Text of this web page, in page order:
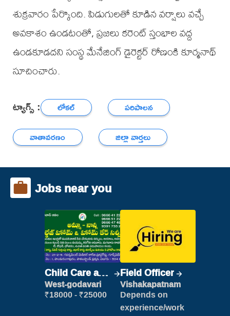
శుక్రవారం పేర్కొంది. పిడుగులతో కూడిన వర్షాలు వచ్చే
అవకాశం ఉండటంతో, ప్రజలు కరెంట్ స్తంభాల వద్ద
ఉండకూడదని సంస్థ మేనేజింగ్ డైరెక్టర్ రోణంకి కూర్మనాథ్
సూచించారు.
ట్యాగ్స్ : లోకల్
పరిపాలన
వాతావరణం
జిల్లా వార్తలు
Jobs near you
Child Care and
Patient care
West-godavari
₹18000 - ₹25000
Field Officer
Vishakapatnam
Depends on
experience/work